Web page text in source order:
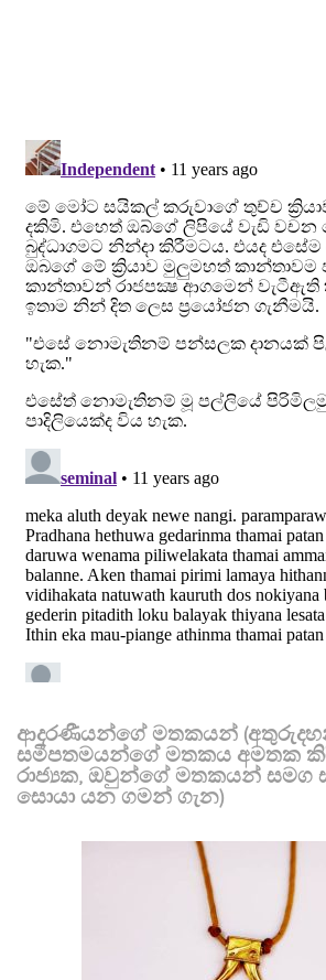
ආදරණීයන්ගේ මතකයන්
සමීපතමයන්ගේ මතකය අමතක
රාජ්‍යක, ඔවුන්ගේ මතකයන් සමග
සොයා යන ගමන් ගැන)